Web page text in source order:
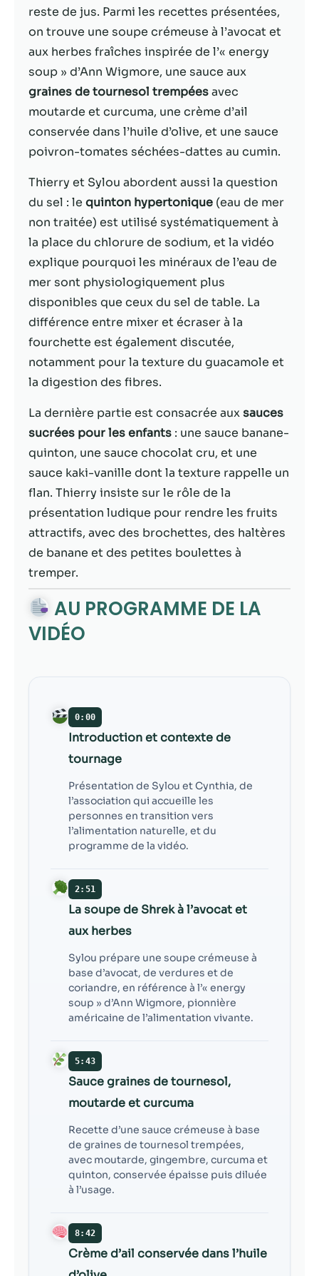
reste de jus. Parmi les recettes présentées,
on trouve une soupe crémeuse à l’avocat et
aux herbes fraîches inspirée de l’« energy
soup » d’Ann Wigmore, une sauce aux
graines de tournesol trempéesavec
moutarde et curcuma, une crème d’ail
conservée dans l’huile d’olive, et une sauce
poivron-tomates séchées-dattes au cumin.
Thierry et Sylou abordent aussi la question
du sel : le quinton hypertonique (eau de mer
non traitée) est utilisé systématiquement à
la place du chlorure de sodium, et la vidéo
explique pourquoi les minéraux de l’eau de
mer sont physiologiquement plus
disponibles que ceux du sel de table. La
différence entre mixer et écraser à la
fourchette est également discutée,
notamment pour la texture du guacamole et
la digestion des fibres.
La dernière partie est consacrée auxsauces
sucrées pour les enfants : une sauce banane-
quinton, une sauce chocolat cru, et une
sauce kaki-vanille dont la texture rappelle un
flan. Thierry insiste sur le rôle de la
présentation ludique pour rendre les fruits
attractifs, avec des brochettes, des haltères
de banane et des petites boulettes à
tremper.
AU PROGRAMME DE LA
VIDÉO
0:00
Introduction et contexte de
tournage
Présentation de Sylou et Cynthia, de
l’association qui accueille les
personnes en transition vers
l’alimentation naturelle, et du
programme de la vidéo.
2:51
La soupe de Shrek à l’avocat et
aux herbes
Sylou prépare une soupe crémeuse à
base d’avocat, de verdures et de
coriandre, en référence à l’« energy
soup » d’Ann Wigmore, pionnière
américaine de l’alimentation vivante.
5:43
Sauce graines de tournesol,
moutarde et curcuma
Recette d’une sauce crémeuse à base
de graines de tournesol trempées,
avec moutarde, gingembre, curcuma et
quinton, conservée épaisse puis diluée
à l’usage.
8:42
Crème d’ail conservée dans l’huile
Statistiques
Afin que nous
puissions
améliorer la
fonctionnalité
et la structure
du site Web,
en fonction
de la façon
Web est
Experience
Afin que notre
fonctionne
aussi bien que
possible lors
Si vous refusez
ces cookies,
disparaîtront
Marketing
En partageant
votre
comportement
lorsque vous
augmentez les
chances de